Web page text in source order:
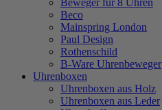
Beweger für 8 Uhren
Beco
Mainspring London
Paul Design
Rothenschild
B-Ware Uhrenbeweger
Uhrenboxen
Uhrenboxen aus Holz
Uhrenboxen aus Leder